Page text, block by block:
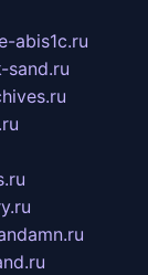
abis1c.ru
sand.ru